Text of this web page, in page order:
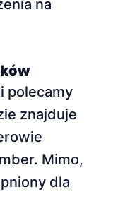
na
polecamy
znajduje
Mimo,
dla